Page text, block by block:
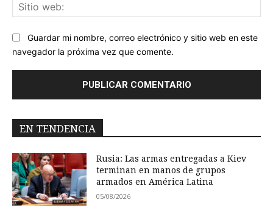
Guardar mi nombre, correo electrónico y sitio web en este
navegador la próxima vez que comente.
EN TENDENCIA
Rusia: Las armas entregadas a Kiev
terminan en manos de grupos
armados en América Latina
05/08/2026